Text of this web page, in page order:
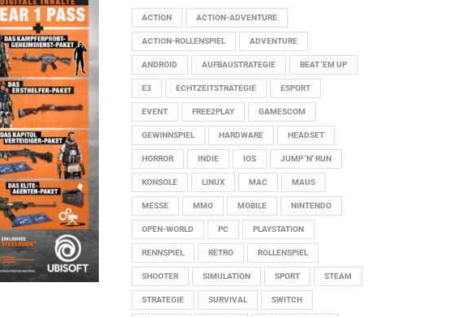
ACTION ACTION-ADVENTURE
ACTION-ROLLENSPIEL ADVENTURE
ANDROID AUFBAUSTRATEGIE BEAT 'EM UP
E3 ECHTZEITSTRATEGIE ESPORT
EVENT FREE2PLAY GAMESCOM
GEWINNSPIEL HARDWARE HEADSET
HORROR INDIE IOS JUMP 'N' RUN
KONSOLE LINUX MAC MAUS
MESSE MMO MOBILE NINTENDO
OPEN-WORLD PC PLAYSTATION
RENNSPIEL RETRO ROLLENSPIEL
SHOOTER SIMULATION SPORT STEAM
STRATEGIE SURVIVAL SWITCH